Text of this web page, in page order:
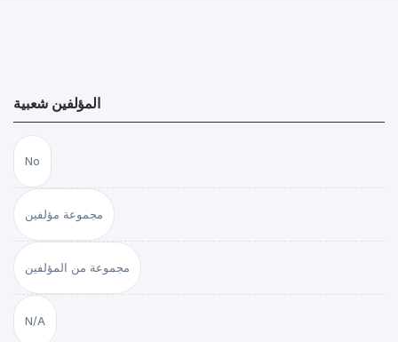
المؤلفين شعبية
No
مجموعة مؤلفين
مجموعة من المؤلفين
N/A